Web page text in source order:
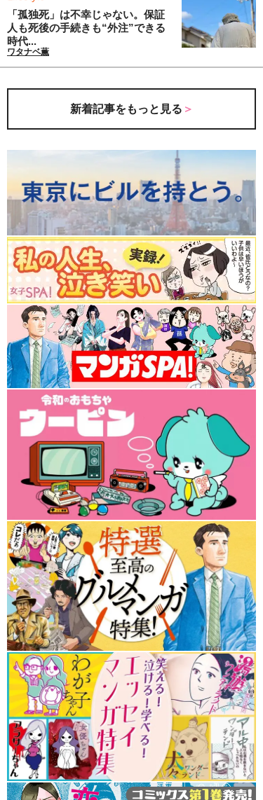
「孤独死」は不幸じゃない。保証
人も死後の手続きも“外注”できる
時代...
ワタナベ薫
新着記事をもっと見る